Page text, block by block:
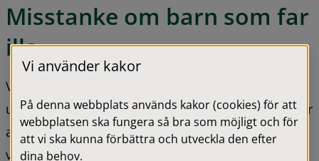
Misstanke om barn som far
illa
Vi har ett gemensamt ansvar att alla barn får växa
upp under trygga förhållanden. Om du är orolig för
att ett barn far illa eller verkar behöva stöd, kan du
vända dig till individ- och familjeomsorgen som
Vi använder kakor
På denna webbplats används kakor (cookies) för att
webbplatsen ska fungera så bra som möjligt och för
att vi ska kunna förbättra och utveckla den efter
dina behov.